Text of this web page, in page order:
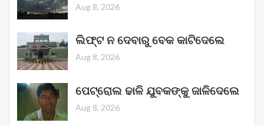
Aug 8, 2026
ଲିଫ୍ଟ ନ ଦେବାରୁ ବେକ କାଟିଦେଲେ
Aug 8, 2026
ପେଟ୍ରୋଲ ଢାଳି ଯୁବକଙ୍କୁ ଜାଳିଦେଲେ
Aug 8, 2026